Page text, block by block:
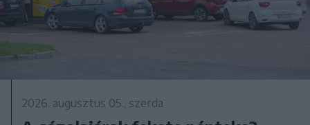
2026. augusztus 05., szerda